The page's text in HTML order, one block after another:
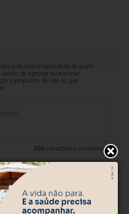
é de responsabilidade de quem
de reprovar ou eliminar
o propósito do site ou que
500 caracteres restantes.